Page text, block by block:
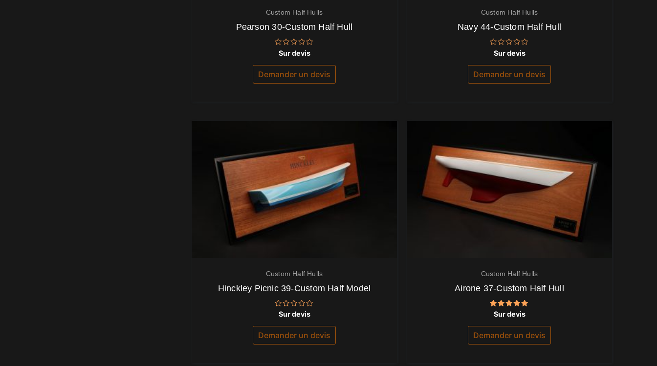
Custom Half Hulls
Pearson 30-Custom Half Hull
Note
0
sur
Sur devis
Demander un devis
Custom Half Hulls
Navy 44-Custom Half Hull
Note
0
sur
Sur devis
Demander un devis
Custom Half Hulls
Hinckley Picnic 39-Custom Half Model
Note
sur
Sur devis
Demander un devis
Custom Half Hulls
Airone 37-Custom Half Hull
Note
5.00
sur 5
Sur devis
Demander un devis